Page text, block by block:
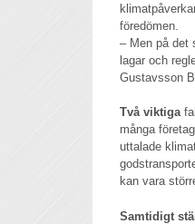
föredömen.
– Men på det
lagar och
Gustavsson
Två viktiga
många
uttalade
kan vara
Samtidigt